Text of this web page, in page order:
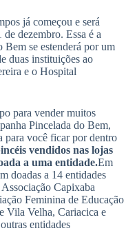
já começou e será
dezembro. Essa é a
Bem se estenderá por um
duas instituições ao
e o Hospital
para vender muitos
Pincelada do Bem,
para você ficar por dentro
vendidos nas lojas
a uma entidade.Em
doadas a 14 entidades
Capixaba
Feminina de Educação
Vila Velha, Cariacica e
entidades